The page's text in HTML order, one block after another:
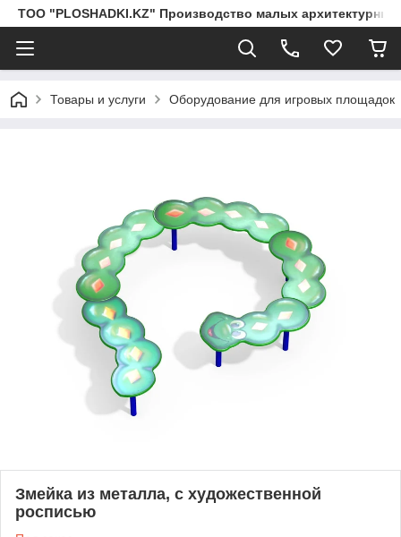
ТОО "PLOSHADKI.KZ" Производство малых
Товары и услуги Оборудование для игровых площадок
Змейка из металла, с художественной
росписью